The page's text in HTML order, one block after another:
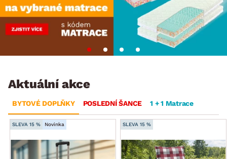
Aktuální akce
BYTOVÉ DOPLŇKY POSLEDNÍ ŠANCE 1 + 1 Matrace
SLEVA 15 % Novinka SLEVA 15 %